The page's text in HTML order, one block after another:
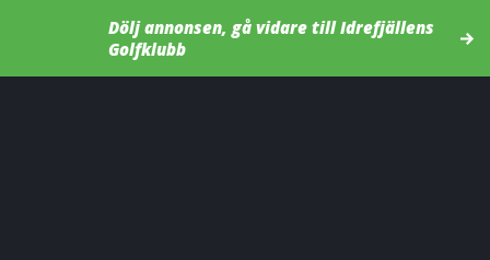
Dölj annonsen, gå vidare till Idrefjällens
Golfklubb